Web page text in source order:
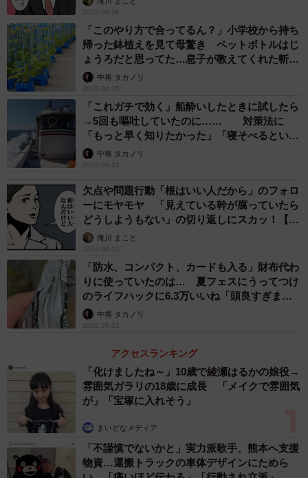
2026.08.06
「このやり方で合ってるん？」小学校から持ち
帰った鉢植えを見て母驚き ペットボトルはじ
ょうろだと思ってた…息子が教えてくれた斬新
な水やりとは
中将 タカノリ
2026.08.05
「これガチで効く」船酔いしたときに試したら
→5回も嘔吐していたのに…… 対策法に
「もっと早く知りたかった」「寝そべるといい
らしい」
中将 タカノリ
2026.08.04
欠点や問題行動「根はいい人だから」のフォロ
ーにモヤモヤ 「見えている幹が腐っていたら
どうしようもない」の切り返しにスカッ！【漫
画】海川 まこと
2026.08.02
「防水、コンパクト、カードも入る」財布代わ
りに使っていたのは… 夏フェスにうってつけ
のライフハックに6.3万いいね「頭良すぎま
す」中将 タカノリ
2026.08.02
アクセスランキング
「化けましたね～」10歳で綾瀬はるかの娘役→
雰囲気ガラリの18歳に成長 「メイクで雰囲気
が」「宝塚に入れそう」
まいどなメディア
「不謹慎でないかと」実力派歌手、熊本へ支援
物資…運搬トラックの車体デザインにためら